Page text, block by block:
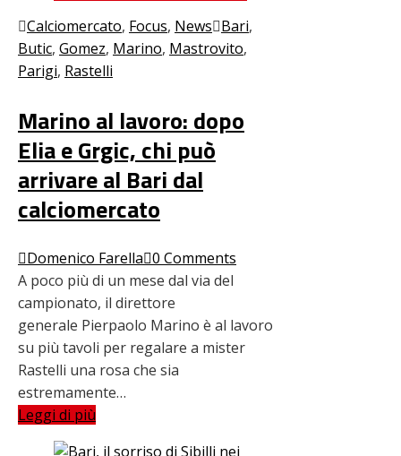
Calciomercato, Focus, News Bari,
Butic, Gomez, Marino, Mastrovito,
Parigi, Rastelli
Marino al lavoro: dopo
Elia e Grgic, chi può
arrivare al Bari dal
calciomercato
Domenico Farella 0 Comments
A poco più di un mese dal via del
campionato, il direttore
generale Pierpaolo Marino è al lavoro
su più tavoli per regalare a mister
Rastelli una rosa che sia
estremamente…
Leggi di più